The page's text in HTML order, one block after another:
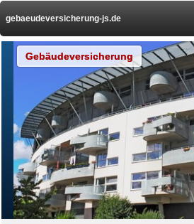
gebaeudeversicherung-js.de
Gebäudeversicherung